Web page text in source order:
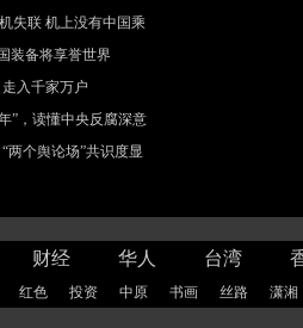
失联 机上没有中国乘
装备将享誉世界
入千家万户
”，读懂中央反腐深意
两个舆论场”共识度显
财经 华人 台湾
红色 投资 中原 书画 丝路 潇湘